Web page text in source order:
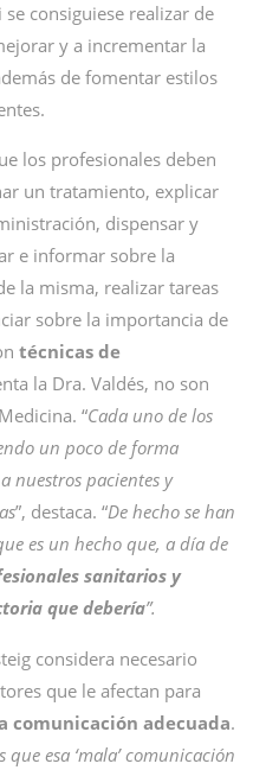
se consiguiese realizar de
y a incrementar la
de fomentar estilos
los profesionales deben
un tratamiento, explicar
dispensar y
e informar sobre la
la misma, realizar tareas
sobre la importancia de
técnicas de
la Dra. Valdés, no son
“Cada uno de los
un poco de forma
nuestros pacientes y
”, destaca. “De hecho se han
es un hecho que, a día de
sanitarios y
que debería”.
considera necesario
que le afectan para
comunicación adecuada.
que esa ‘mala’ comunicación